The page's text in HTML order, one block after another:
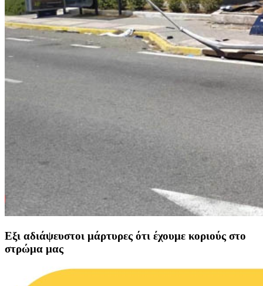
Εξι αδιάψευστοι μάρτυρες ότι έχουμε κοριούς στο
στρώμα μας